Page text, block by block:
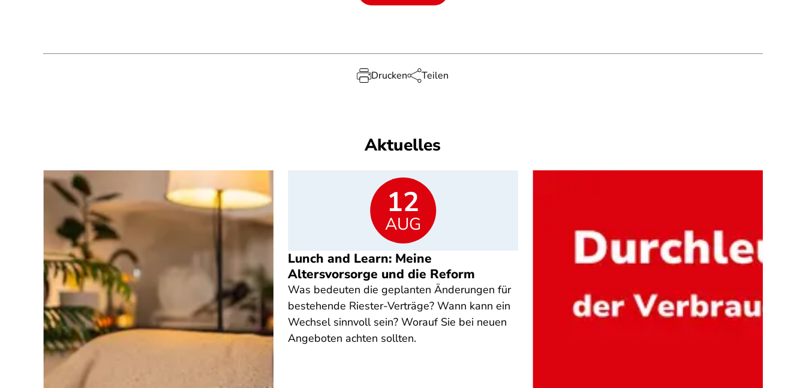
Drucken Teilen
Aktuelles
Lunch and Learn: Meine
Altersvorsorge und die Reform
Was bedeuten die geplanten Änderungen für
bestehende Riester-Verträge? Wann kann ein
Wechsel sinnvoll sein? Worauf Sie bei neuen
Angeboten achten sollten.
12
AUG